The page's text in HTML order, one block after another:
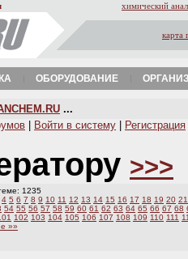
химический
карта
ОБОРУДОВАНИЕ
...
Войти в систему Регистрация
>>>
1235
4 5 6 7 8 9 10 11 12 13 14 15 16 17 18 19 20 21
54 55 56 57 58 59 60 61 62 63 64 65 66 67 68
102 103 104 105 106 107 108 109 110 111
»»